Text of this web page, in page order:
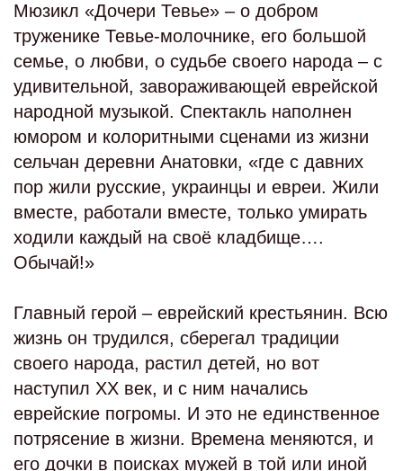
Мюзикл «Дочери Тевье» – о добром
труженике Тевье-молочнике, его большой
семье, о любви, о судьбе своего народа – с
удивительной, завораживающей еврейской
народной музыкой. Спектакль наполнен
юмором и колоритными сценами из жизни
сельчан деревни Анатовки, «где с давних
пор жили русские, украинцы и евреи. Жили
вместе, работали вместе, только умирать
ходили каждый на своё кладбище….
Обычай!»
Главный герой – еврейский крестьянин. Всю
жизнь он трудился, сберегал традиции
своего народа, растил детей, но вот
наступил ХХ век, и с ним начались
еврейские погромы. И это не единственное
потрясение в жизни. Времена меняются, и
его дочки в поисках мужей в той или иной